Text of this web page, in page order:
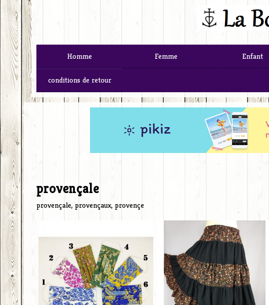
Homme Femme Enfant
conditions de retour
provençale
provençale, provençaux, provençe